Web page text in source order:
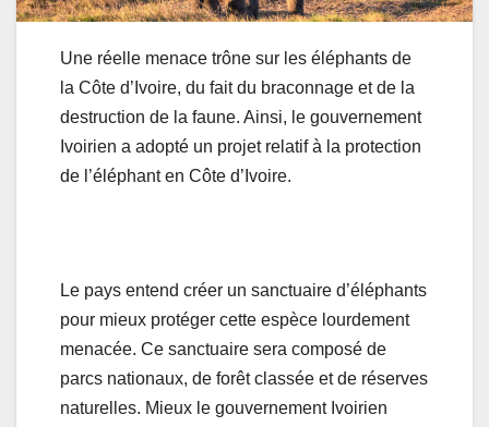
Une réelle menace trône sur les éléphants de
la Côte d’Ivoire, du fait du braconnage et de la
destruction de la faune. Ainsi, le gouvernement
Ivoirien a adopté un projet relatif à la protection
de l’éléphant en Côte d’Ivoire.
Le pays entend créer un sanctuaire d’éléphants
pour mieux protéger cette espèce lourdement
menacée. Ce sanctuaire sera composé de
parcs nationaux, de forêt classée et de réserves
naturelles. Mieux le gouvernement Ivoirien